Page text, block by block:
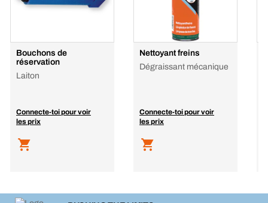
Bouchons de
réservation
Laiton
Connecte-toi pour voir
les prix
Nettoyant freins
Dégraissant mécanique
Connecte-toi pour voir
les prix